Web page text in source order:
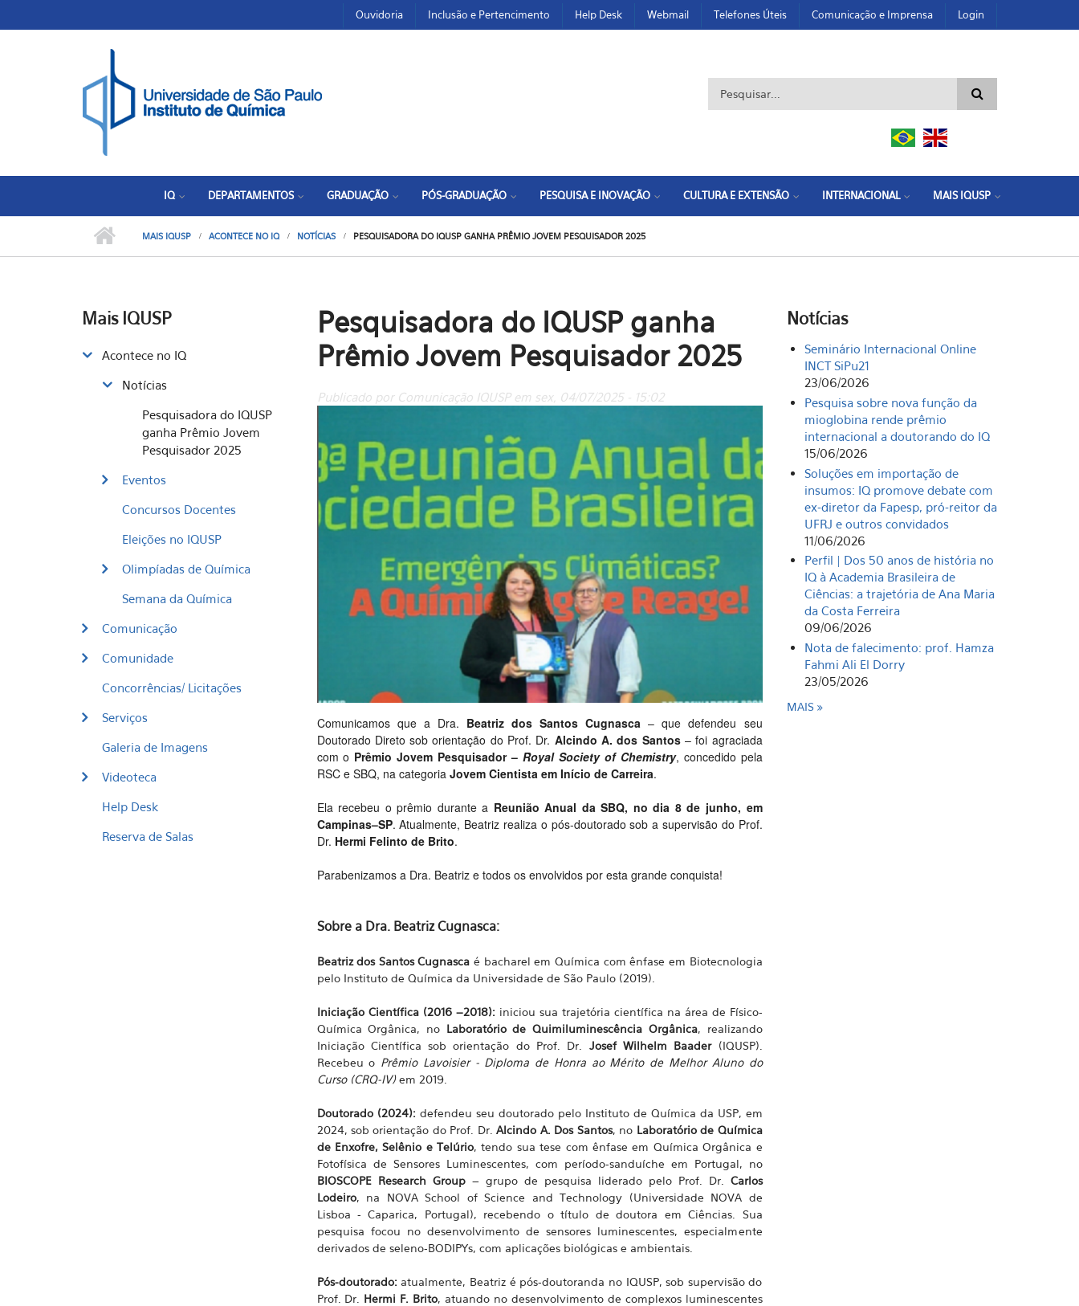
Ouvidoria Inclusão e Pertencimento Help Desk Webmail Telefones Úteis Comunicação e Imprensa Login
Formulário de busca
IQ DEPARTAMENTOS GRADUAÇÃO PÓS-GRADUAÇÃO PESQUISA E INOVAÇÃO CULTURA E EXTENSÃO INTERNACIONAL MAIS IQUSP
MAIS IQUSP ACONTECE NO IQ NOTÍCIAS PESQUISADORA DO IQUSP GANHA PRÊMIO JOVEM PESQUISADOR 2025
Mais IQUSP
Acontece no IQ
Notícias
Pesquisadora do IQUSP
ganha Prêmio Jovem
Pesquisador 2025
Eventos
Concursos Docentes
Eleições no IQUSP
Olimpíadas de Química
Semana da Química
Comunicação
Comunidade
Concorrências/ Licitações
Serviços
Galeria de Imagens
Videoteca
Help Desk
Reserva de Salas
Pesquisadora do IQUSP ganha
Prêmio Jovem Pesquisador 2025
Publicado por Comunicação IQUSP em sex, 04/07/2025 - 15:02
Comunicamos que a Dra. Beatriz dos Santos Cugnasca – que defendeu seu
Doutorado Direto sob orientação do Prof. Dr. Alcindo A.dos Santos– foi agraciada
com o Prêmio Jovem Pesquisador – Royal Society of Chemistry, concedido pela
RSC e SBQ, na categoria Jovem Cientista em Início de Carreira.
Ela recebeu o prêmio durante a Reunião Anual da SBQ, no dia 8 de junho, em
Campinas–SP. Atualmente, Beatriz realiza o pós-doutorado sob a supervisão do Prof.
Dr. Hermi Felinto de Brito.
Parabenizamos a Dra. Beatriz e todos os envolvidos por esta grande conquista!
Sobre a Dra. Beatriz Cugnasca:
Beatriz dos Santos Cugnasca é bacharel em Química com ênfase em Biotecnologia
pelo Instituto de Química da Universidade de São Paulo (2019).
Iniciação Científica (2016 –2018): iniciou sua trajetória científica na área de Físico-
Química Orgânica, no Laboratório de Quimiluminescência Orgânica, realizando
Iniciação Científica sob orientação do Prof. Dr. Josef Wilhelm Baader(IQUSP).
Recebeu o Prêmio Lavoisier - Diploma de Honra ao Mérito de Melhor Aluno do
Curso (CRQ-IV)em 2019.
Doutorado (2024): defendeu seu doutorado pelo Instituto de Química da USP, em
2024, sob orientação do Prof. Dr.Alcindo A. Dos Santos, no Laboratório de Química
de Enxofre, Selênio e Telúrio, tendo sua tese com ênfase em Química Orgânica e
Fotofísica de Sensores Luminescentes, com período-sanduíche em Portugal, no
BIOSCOPE Research Group – grupo de pesquisa liderado pelo Prof. Dr. Carlos
Lodeiro, na NOVA School of Science and Technology (Universidade NOVA de
Lisboa - Caparica, Portugal), recebendo o título de doutora em Ciências. Sua
pesquisa focou no desenvolvimento de sensores luminescentes, especialmente
derivados de seleno-BODIPYs, com aplicações biológicas e ambientais.
Pós-doutorado: atualmente, Beatriz é pós-doutoranda no IQUSP, sob supervisão do
Prof. Dr. Hermi F. Brito, atuando no desenvolvimento de complexos luminescentes
Notícias
Seminário Internacional Online
INCT SiPu21
23/06/2026
Pesquisa sobre nova função da
mioglobina rende prêmio
internacional a doutorando do IQ
15/06/2026
Soluções em importação de
insumos: IQ promove debate com
ex-diretor da Fapesp, pró-reitor da
UFRJ e outros convidados
11/06/2026
Perfil | Dos 50 anos de história no
IQ à Academia Brasileira de
Ciências: a trajetória de Ana Maria
da Costa Ferreira
09/06/2026
Nota de falecimento: prof. Hamza
Fahmi Ali El Dorry
23/05/2026
MAIS